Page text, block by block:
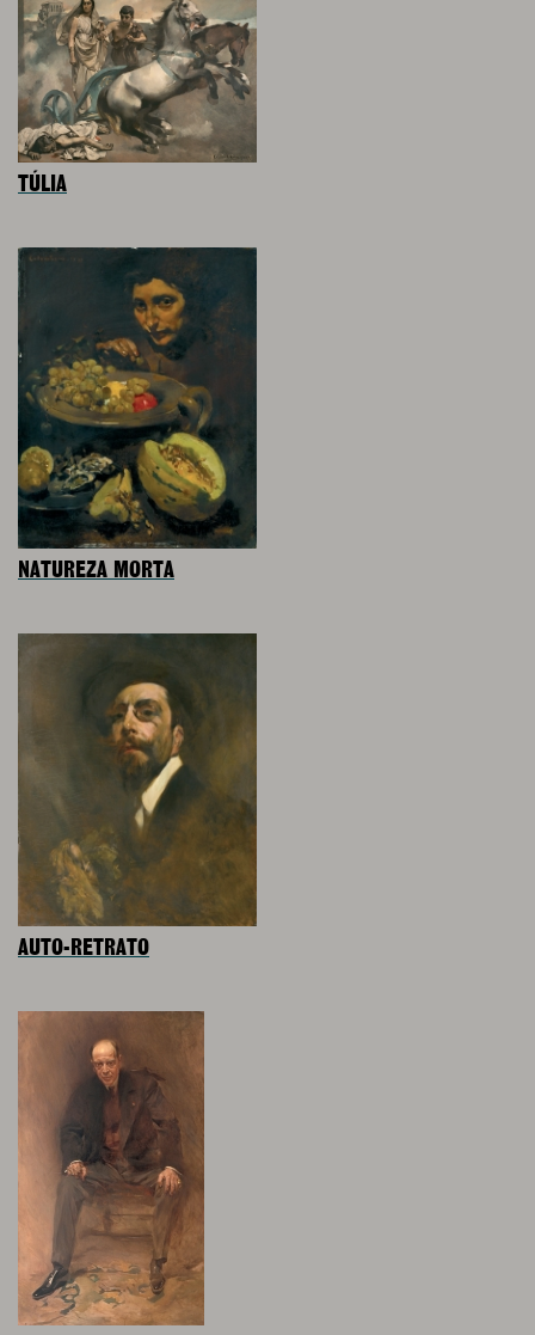
TÚLIA
NATUREZA MORTA
AUTO-RETRATO